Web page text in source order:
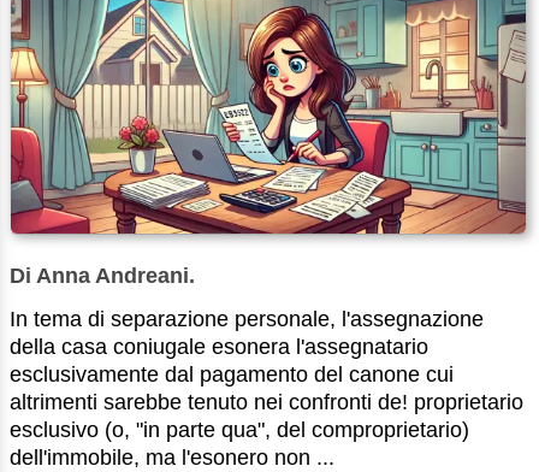
Di Anna Andreani.
In tema di separazione personale, l'assegnazione
della casa coniugale esonera l'assegnatario
esclusivamente dal pagamento del canone cui
altrimenti sarebbe tenuto nei confronti de! proprietario
esclusivo (o, "in parte qua", del comproprietario)
dell'immobile, ma l'esonero non ...